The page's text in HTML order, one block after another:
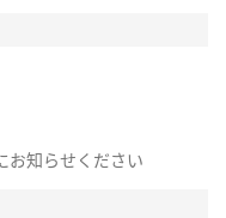
お知らせください